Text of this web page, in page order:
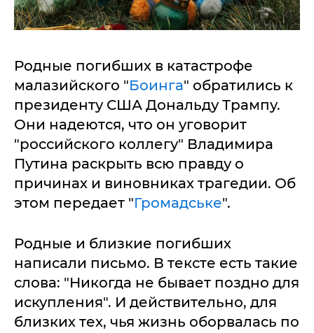
Родные погибших в катастрофе
малазийского "Боинга" обратились к
президенту США Дональду Трампу.
Они надеются, что он уговорит
"российского коллегу" Владимира
Путина раскрыть всю правду о
причинах и виновниках трагедии. Об
этом передает "Громадське".
Родные и близкие погибших
написали письмо. В тексте есть такие
слова: "Никогда не бывает поздно для
искупления". И действительно, для
близких тех, чья жизнь оборвалась по